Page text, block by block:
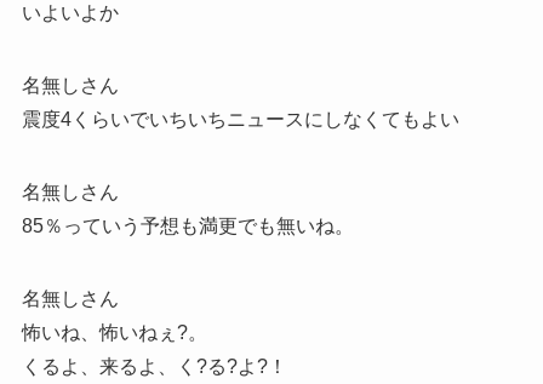
いよいよか
名無しさん
震度4くらいでいちいちニュースにしなくてもよい
名無しさん
85％っていう予想も満更でも無いね。
名無しさん
怖いね、怖いねぇ?。
くるよ、来るよ、く?る?よ?！